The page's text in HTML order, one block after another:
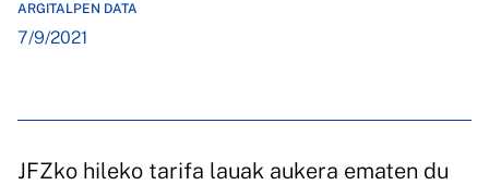
ARGITALPEN DATA
7/9/2021
JFZko hileko tarifa lauak aukera ematen du